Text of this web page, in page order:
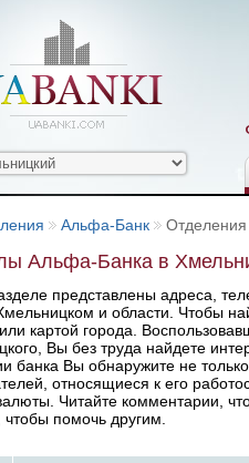
Альфа-Банк
Альфа-Банка в
представлены адреса,
и области. Чтобы
картой города.
Вы без труда найдете
банка Вы обнаружите не
относящиеся к его
Читайте комментарии,
помочь другим.